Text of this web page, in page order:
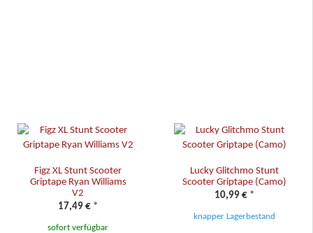
Figz XL Stunt Scooter
Griptape Ryan Williams
V2
17,49 € *
sofort verfügbar
Lucky Glitchmo Stunt
Scooter Griptape (Camo)
10,99 € *
knapper Lagerbestand